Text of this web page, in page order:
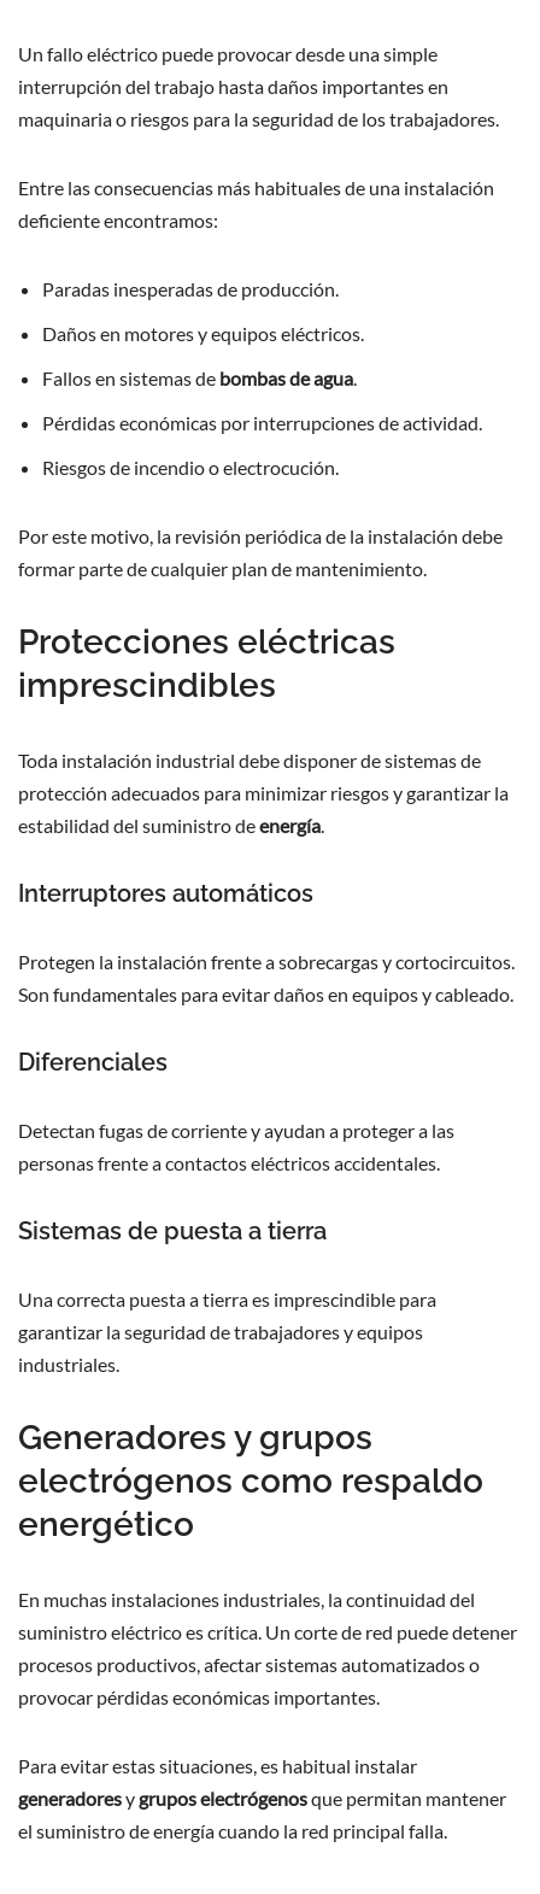
Un fallo eléctrico puede provocar desde una simple
interrupción del trabajo hasta daños importantes en
maquinaria o riesgos para la seguridad de los trabajadores.
Entre las consecuencias más habituales de una instalación
deficiente encontramos:
Paradas inesperadas de producción.
Daños en motores y equipos eléctricos.
Fallos en sistemas de bombas de agua.
Pérdidas económicas por interrupciones de actividad.
Riesgos de incendio o electrocución.
Por este motivo, la revisión periódica de la instalación debe
formar parte de cualquier plan de mantenimiento.
Protecciones eléctricas
imprescindibles
Toda instalación industrial debe disponer de sistemas de
protección adecuados para minimizar riesgos y garantizar la
estabilidad del suministro deenergía.
Interruptores automáticos
Protegen la instalación frente a sobrecargas y cortocircuitos.
Son fundamentales para evitar daños en equipos y cableado.
Diferenciales
Detectan fugas de corriente y ayudan a proteger a las
personas frente a contactos eléctricos accidentales.
Sistemas de puesta a tierra
Una correcta puesta a tierra es imprescindible para
garantizar la seguridad de trabajadores y equipos
industriales.
Generadores y grupos
electrógenos como respaldo
energético
En muchas instalaciones industriales, la continuidad del
suministro eléctrico es crítica. Un corte de red puede detener
procesos productivos, afectar sistemas automatizados o
provocar pérdidas económicas importantes.
Para evitar estas situaciones, es habitual instalar
generadoresygrupos electrógenosque permitan mantener
el suministro de energía cuando la red principal falla.